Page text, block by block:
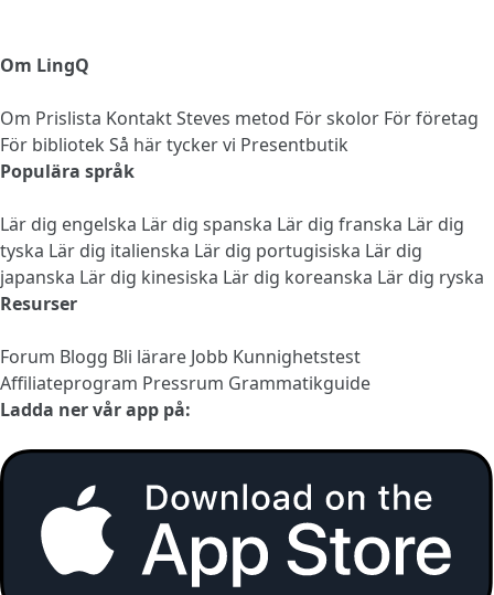
Om LingQ
Om Prislista KontaktSteves metod För skolor För företag
För bibliotek Så här tycker vi Presentbutik
Populära språk
Lär dig engelska Lär dig spanska Lär dig franska Lär dig
tyska Lär dig italienska Lär dig portugisiska Lär dig
japanska Lär dig kinesiska Lär dig koreanska Lär dig ryska
Resurser
Forum Blogg Bli lärare Jobb Kunnighetstest
Affiliateprogram Pressrum Grammatikguide
Ladda ner vår app på: